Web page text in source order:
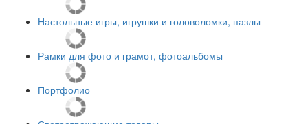
Настольные игры, игрушки и головоломки, пазлы
Рамки для фото и грамот, фотоальбомы
Портфолио